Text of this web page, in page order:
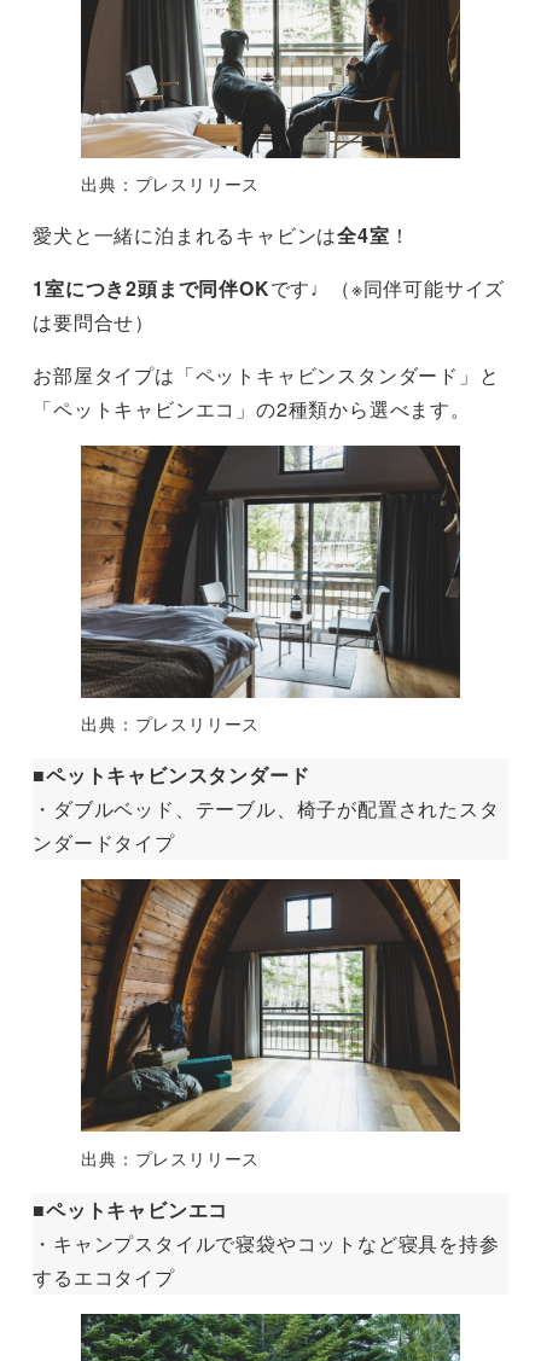
出典：プレスリリース
愛犬と一緒に泊まれるキャビンは全4室 ！
1室につき2頭まで同伴OKです♩（※同伴可能サイズ
は要問合せ）
お部屋タイプは「ペットキャビンスタンダード」と
「ペットキャビンエコ」の2種類から選べます。
出典：プレスリリース
■ペットキャビンスタンダード
・ダブルベッド、テーブル、椅子が配置されたスタ
ンダードタイプ
出典：プレスリリース
■ペットキャビンエコ
・キャンプスタイルで寝袋やコットなど寝具を持参
するエコタイプ